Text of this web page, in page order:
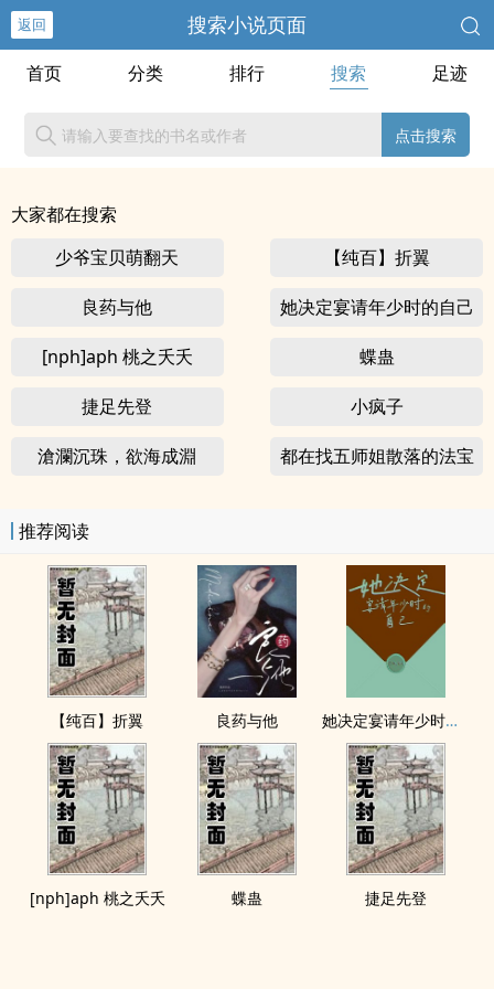
返回 搜索小说页面
首页 分类 排行 搜索 足迹
点击搜索
大家都在搜索
少爷宝贝萌翻天
【纯百】折翼
良药与他
她决定宴请年少时的自己
（1v1H）
[nph]aph 桃之夭夭 蝶蛊
捷足先登 小疯子
滄瀾沉珠，欲海成淵 都在找五师姐散落的法宝
推荐阅读
【纯百】折翼 良药与他 她决定宴请年少时的自己（1v1H）
[nph]aph 桃之夭夭 蝶蛊 捷足先登